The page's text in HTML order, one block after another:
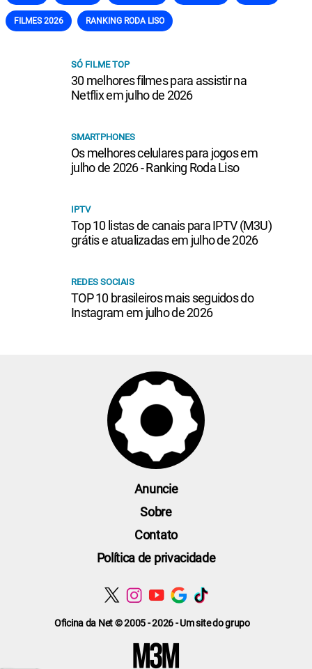
FILMES 2026 RANKING RODA LISO
SÓ FILME TOP
30 melhores filmes para assistir na
Netflix em julho de 2026
SMARTPHONES
Os melhores celulares para jogos em
julho de 2026 - Ranking Roda Liso
IPTV
Top 10 listas de canais para IPTV (M3U)
grátis e atualizadas em julho de 2026
REDES SOCIAIS
TOP 10 brasileiros mais seguidos do
Instagram em julho de 2026
Oficina da Net © 2005 - 2026 - Um site do grupo
Anuncie
Sobre
Contato
Política de privacidade